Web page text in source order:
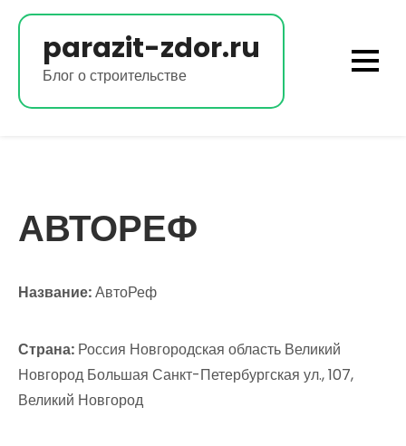
Перейти
содержимомуparazit-zdor.ru
Блог о строительстве
АВТОРЕФ
Название:АвтоРеф
Страна: Россия Новгородская область Великий
Новгород Большая Санкт-Петербургская ул., 107,
Великий Новгород